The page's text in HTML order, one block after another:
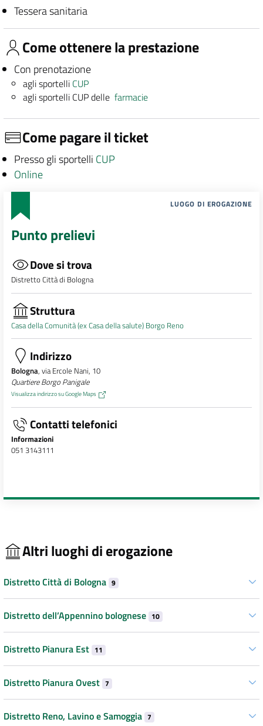
Tessera sanitaria
Come ottenere la prestazione
Con prenotazione
agli sportelli CUP
agli sportelli CUP dellefarmacie
Come pagare il ticket
Presso gli sportelli CUP
Online
LUOGO DI EROGAZIONE
Punto prelievi
Dove si trova
Distretto Città di Bologna
Struttura
Casa della Comunità (ex Casa della salute) Borgo Reno
Indirizzo
Bologna, via Ercole Nani, 10
Quartiere Borgo Panigale
Visualizza indirizzo su Google Maps
Contatti telefonici
Informazioni
051 3143111
Altri luoghi di erogazione
Distretto Città di Bologna 9
Distretto dell’Appennino bolognese 10
Distretto Pianura Est 11
Distretto Pianura Ovest 7
Distretto Reno, Lavino e Samoggia 7